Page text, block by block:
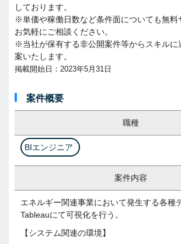
しております。
※単価や稼働日数など条件面についても無料
お気軽にご相談ください。
※当社が保有する非公開案件等からスキルに
案いたします。
掲載開始日：2023年5月31日
案件概要
職種
BIエンジニア
案件内容
エネルギー関連事業において発生する各種
Tableauにて可視化を行う。
【システム関連の環境】